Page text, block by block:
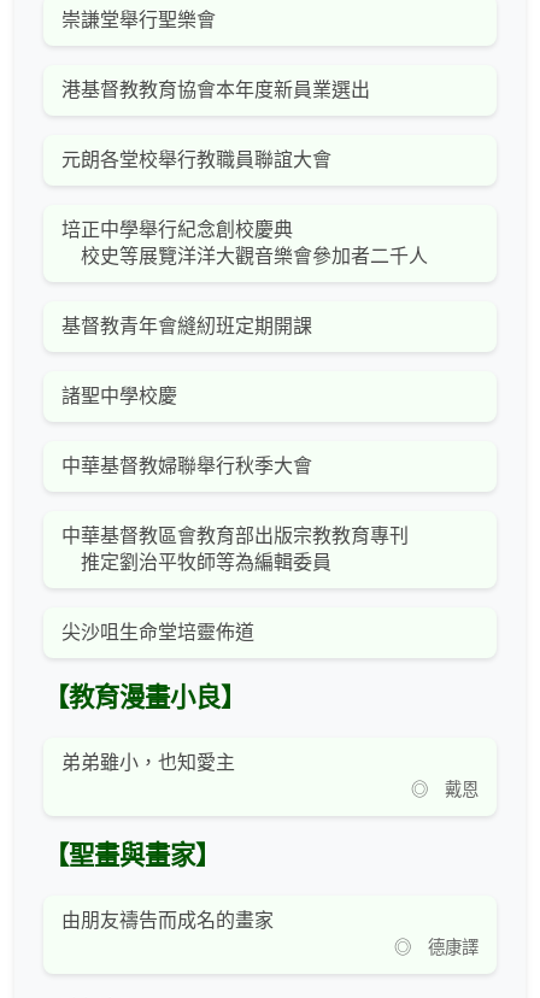
崇謙堂舉行聖樂會
港基督教教育協會本年度新員業選出
元朗各堂校舉行教職員聯誼大會
培正中學舉行紀念創校慶典
校史等展覽洋洋大觀音樂會參加者二千人
基督教青年會縫紉班定期開課
諸聖中學校慶
中華基督教婦聯舉行秋季大會
中華基督教區會教育部出版宗教教育專刊
推定劉治平牧師等為編輯委員
尖沙咀生命堂培靈佈道
【教育漫畫小良】
弟弟雖小，也知愛主
◎ 戴恩
【聖畫與畫家】
由朋友禱告而成名的畫家
◎ 德康譯